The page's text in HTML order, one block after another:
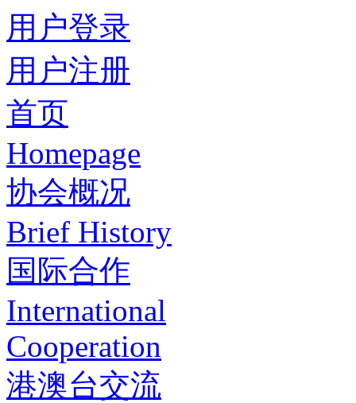
用户登录
用户注册
首页
Homepage
协会概况
Brief History
国际合作
International
Cooperation
港澳台交流